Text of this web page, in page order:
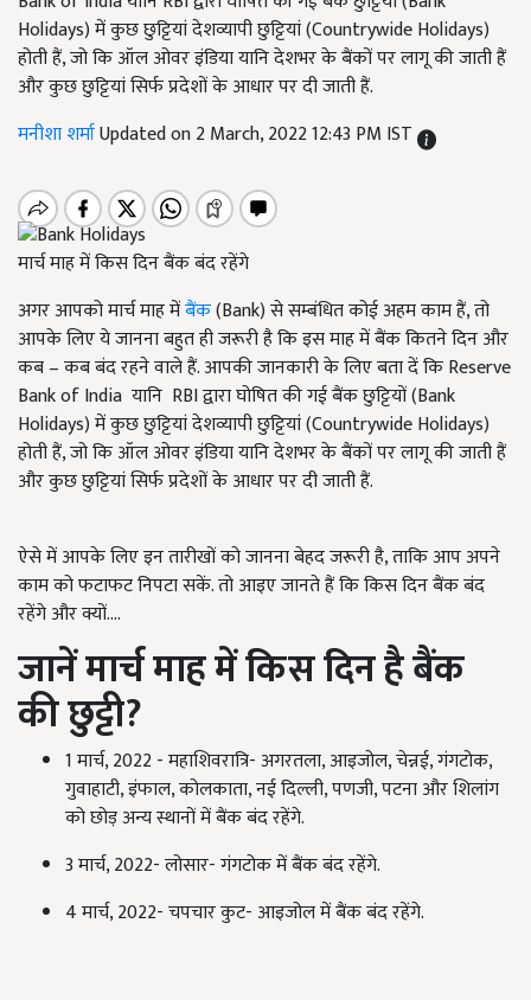
Holidays) में कुछ छुट्टियां देशव्यापी छुट्टियां (Countrywide Holidays)
होती हैं, जो कि ऑल ओवर इंडिया यानि देशभर के बैंकों पर लागू की जाती हैं
और कुछ छुट्टियां सिर्फ प्रदेशों के आधार पर दी जाती हैं.
मनीशा शर्माUpdated on 2 March, 2022 12:43 PM IST
मार्च माह में किस दिन बैंक बंद रहेंगे
अगर आपको मार्च माह मेंबैंक(Bank) से सम्बंधित कोई अहम काम हैं, तो
आपके लिए ये जानना बहुत ही जरूरी है कि इस माह में बैंक कितने दिन और
कब – कब बंद रहने वाले हैं. आपकी जानकारी के लिए बता दें कि Reserve
Bank of India यानि RBI द्वारा घोषित की गई बैंक छुट्टियों (Bank
Holidays) में कुछ छुट्टियां देशव्यापी छुट्टियां (Countrywide Holidays)
होती हैं, जो कि ऑल ओवर इंडिया यानि देशभर के बैंकों पर लागू की जाती हैं
और कुछ छुट्टियां सिर्फ प्रदेशों के आधार पर दी जाती हैं.
ऐसे में आपके लिए इन तारीखों को जानना बेहद जरूरी है, ताकि आप अपने
काम को फटाफट निपटा सकें. तो आइए जानते हैं कि किस दिन बैंक बंद
रहेंगे और क्यों....
जानें मार्च माह में किस दिन है बैंक
की छुट्टी?
1 मार्च, 2022 - महाशिवरात्रि- अगरतला, आइजोल, चेन्नई, गंगटोक,
गुवाहाटी, इंफाल, कोलकाता, नई दिल्ली, पणजी, पटना और शिलांग
को छोड़ अन्य स्थानों में बैंक बंद रहेंगे.
3 मार्च, 2022- लोसार- गंगटोक में बैंक बंद रहेंगे.
4 मार्च, 2022- चपचार कुट- आइजोल में बैंक बंद रहेंगे.